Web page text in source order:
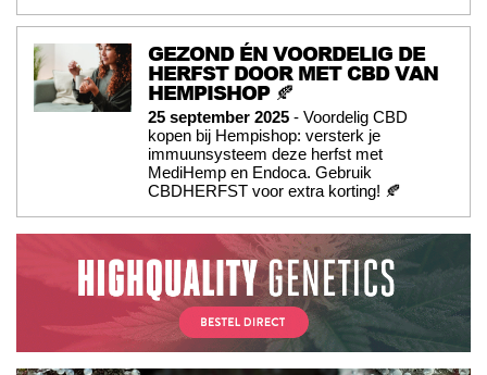
GEZOND ÉN VOORDELIG DE
HERFST DOOR MET CBD VAN
HEMPISHOP 🍂
25 september 2025 - Voordelig CBD
kopen bij Hempishop: versterk je
immuunsysteem deze herfst met
MediHemp en Endoca. Gebruik
CBDHERFST voor extra korting! 🍂